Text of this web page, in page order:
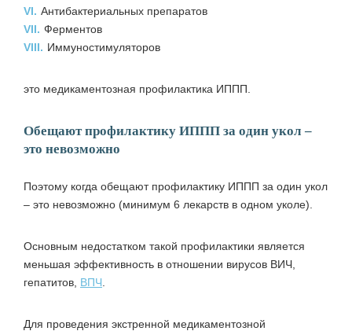
VI. Антибактериальных препаратов
VII. Ферментов
VIII. Иммуностимуляторов
это медикаментозная профилактика ИППП
Обещают профилактику ИППП за один укол –
это невозможно
Поэтому когда обещают профилактику ИППП за один укол
– это невозможно (минимум 6 лекарств в одном уколе).
Основным недостатком такой профилактики является
меньшая эффективность в отношении вирусов ВИЧ,
гепатитов, ВПЧ
Для проведения экстренной медикаментозной